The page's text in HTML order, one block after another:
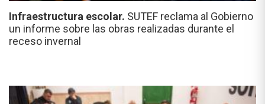
Infraestructura escolar. SUTEF reclama al Gobierno
un informe sobre las obras realizadas durante el
receso invernal